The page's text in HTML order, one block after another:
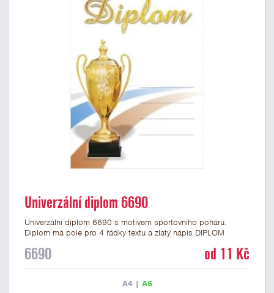
Univerzální diplom 6690
Univerzální diplom 6690 s motivem sportovního poháru.
Diplom má pole pro 4 řádky textu a zlatý nápis DIPLOM
formátu A4 a A5. Tento diplom je vhodný pro většinu událostí,
6690 od 11 Kč
A4| A5